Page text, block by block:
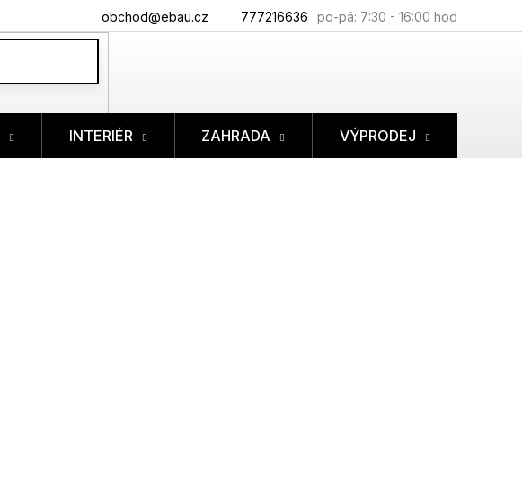
777216636
obchod@ebau.cz
INTERIÉR ZAHRADA VÝPRODEJ